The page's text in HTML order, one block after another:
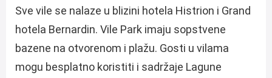
Sve vile se nalaze u blizini hotela Histrion i Grand
hotela Bernardin. Vile Park imaju sopstvene
bazene na otvorenom i plažu. Gosti u vilama
mogu besplatno koristiti i sadržaje Lagune